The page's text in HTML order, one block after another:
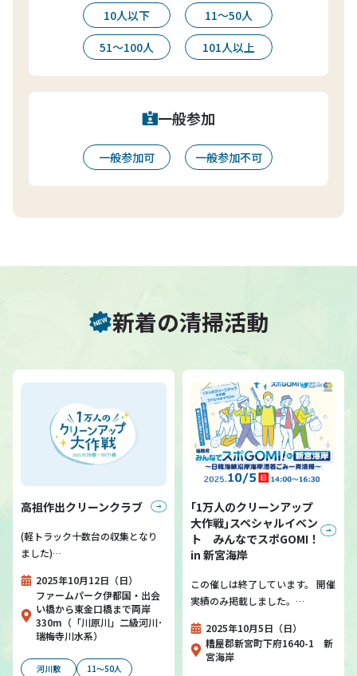
10人以下
11〜50人
51〜100人
101人以上
一般参加
一般参加可 一般参加不可
新着の清掃活動
高祖作出クリーンクラブ
(軽トラック十数台の収集となり
ました)…
2025年10月12日（日）
ファームパーク伊都国・出会
い橋から東金口橋まで両岸
330m（「川原川」二級河川･
瑞梅寺川水系）
河川敷
11～50人
｢1万人のクリーンアップ
大作戦｣スペシャルイベン
ト みんなでスポGOMI！
in 新宮海岸
この催しは終了しています。 開催
実績のみ掲載しました。…
2025年10月5日（日）
糟屋郡新宮町下府1640-1 新
宮海岸